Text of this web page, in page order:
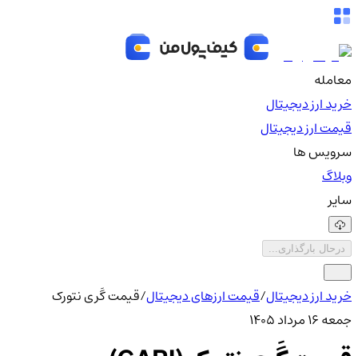
معامله
خرید ارز دیجیتال
قیمت ارز دیجیتال
سرویس ها
وبلاگ
سایر
درحال بارگذاری...
خرید ارز دیجیتال/قیمت ارزهای دیجیتال/قیمت گَری نتورک
جمعه ۱۶ مرداد ۱۴۰۵